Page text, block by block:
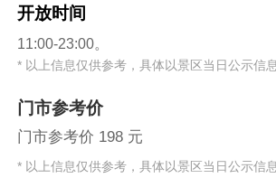
开放时间
11:00-23:00。
* 以上信息仅供参考，具体以景区当日公示信
门市参考价
门市参考价 198 元
* 以上信息仅供参考，具体以景区当日公示信